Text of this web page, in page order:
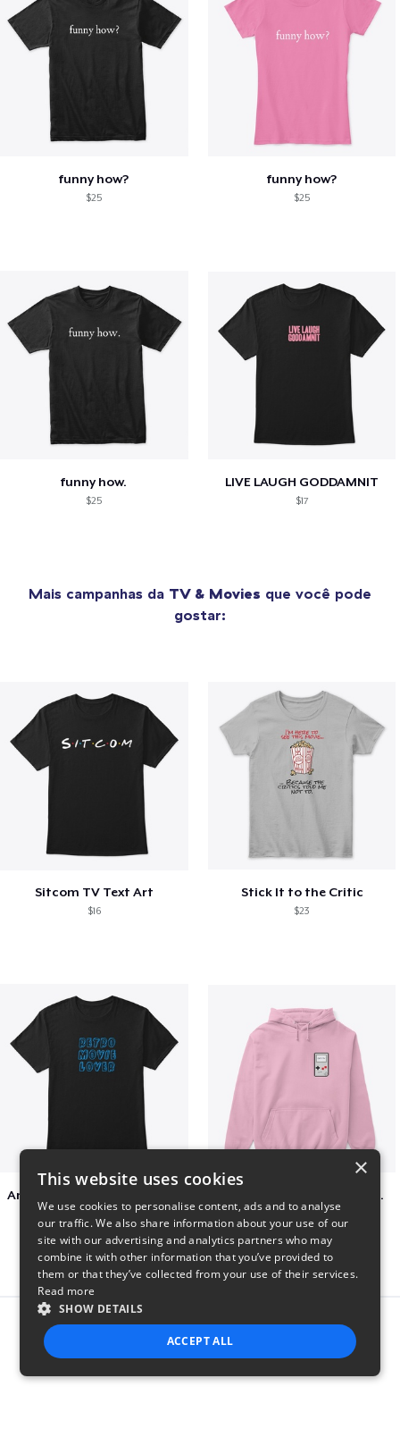
funny how?
$25
funny how?
$25
funny how.
$25
LIVE LAUGH GODDAMNIT
$17
Mais campanhas da TV & Movies que você pode
gostar:
Sitcom TV Text Art
$16
Stick It to the Critic
$23
$25
Persian Cat watching Cats TV
$7
Report this product
×
This website uses cookies
We use cookies to personalise content, ads and to analyse
our traffic. We also share information about your use of our
site with our advertising and analytics partners who may
combine it with other information that you’ve provided to
them or that they’ve collected from your use of their services.
Read more
SHOW DETAILS
ACCEPT ALL
STRICTLY NECESSARY PERFORMANCE